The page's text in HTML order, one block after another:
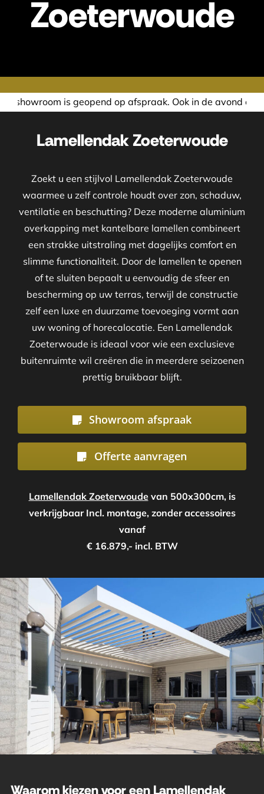
Zoeterwoude
op afspraak. Ook in de avond of in het weekend
Lamellendak Zoeterwoude
Zoekt u een stijlvol Lamellendak Zoeterwoude
waarmee u zelf controle houdt over zon, schaduw,
ventilatie en beschutting? Deze moderne aluminium
overkapping met kantelbare lamellen combineert
een strakke uitstraling met dagelijks comfort en
slimme functionaliteit. Door de lamellen te openen
of te sluiten bepaalt u eenvoudig de sfeer en
bescherming op uw terras, terwijl de constructie
zelf een luxe en duurzame toevoeging vormt aan
uw woning of horecalocatie. Een Lamellendak
Zoeterwoude is ideaal voor wie een exclusieve
buitenruimte wil creëren die in meerdere seizoenen
prettig bruikbaar blijft.
Showroom afspraak
Offerte aanvragen
Lamellendak Zoeterwoudevan 500x300cm, is
verkrijgbaar Incl. montage, zonder accessoires
vanaf
€ 16.879,- incl. BTW
Waarom kiezen voor een Lamellendak